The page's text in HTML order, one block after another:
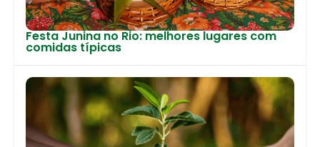
Festa Junina no Rio: melhores lugares com
comidas típicas